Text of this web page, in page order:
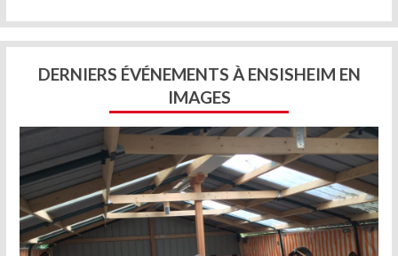
DERNIERS ÉVÉNEMENTS À ENSISHEIM EN
IMAGES